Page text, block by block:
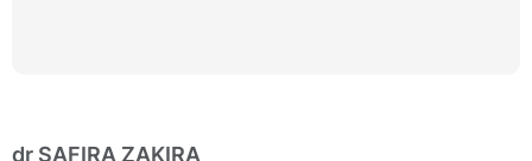
dr SAFIRA ZAKIRA